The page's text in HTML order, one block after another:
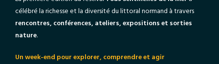
célébré la richesse et la diversité du littoral normand à travers
rencontres, conférences, ateliers, expositions et sorties
nature.
Un week-end pour explorer, comprendre et agir